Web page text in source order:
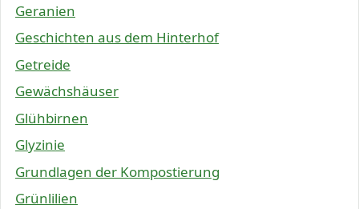
Geranien
Geschichten aus dem Hinterhof
Getreide
Gewächshäuser
Glühbirnen
Glyzinie
Grundlagen der Kompostierung
Grünlilien